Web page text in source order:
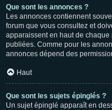
Que sont les annonces ?
Les annonces contiennent
forum que vous consultez et
apparaissent en haut de
publiées. Comme pour les
annonces dépend des
Haut
Que sont les sujets épinglés ?
Un sujet épinglé apparaît en